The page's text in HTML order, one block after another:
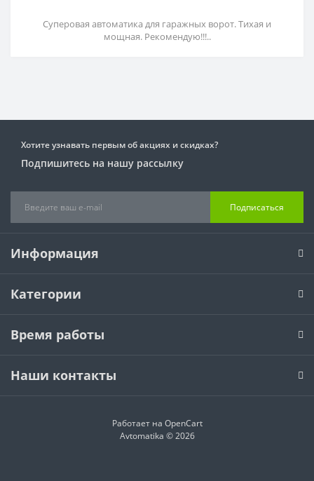
Суперовая автоматика для гаражных ворот. Тихая и
мощная. Рекомендую!!!..
Хотите узнавать первым об акциях и скидках?
Подпишитесь на нашу рассылку
Подписаться
Информация
Категории
Время работы
Наши контакты
Работает на OpenCart
Avtomatika © 2026